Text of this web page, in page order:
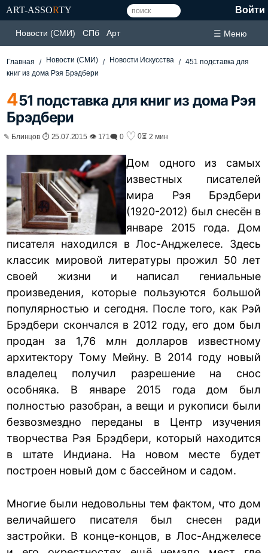
ART-ASSORTY Войти
Новости (СМИ) СПб Арт ☰ Меню
Главная Новости (СМИ) Новости Искусства
451 подставка для
книг из дома Рэя Брэдбери
451 подставка для книг из дома Рэя
Брэдбери
✎ Блинцов ⏱ 25.07.2015 👁 171🗨 0 ♡ 0⏳ 2 мин
Дом одного из самых
известных писателей
мира Рэя Брэдбери
(1920-2012) был снесён в
январе 2015 года. Дом
писателя находился в Лос-Анджелесе. Здесь
классик мировой литературы прожил 50 лет
своей жизни и написал гениальные
произведения, которые пользуются большой
популярностью и сегодня. После того, как Рэй
Брэдбери скончался в 2012 году, его дом был
продан за 1,76 млн долларов известному
архитектору Тому Мейну. В 2014 году новый
владелец получил разрешение на снос
особняка. В январе 2015 года дом был
полностью разобран, а вещи и рукописи были
безвозмездно переданы в Центр изучения
творчества Рэя Брэдбери, который находится
в штате Индиана. На новом месте будет
построен новый дом с бассейном и садом.
Многие были недовольны тем фактом, что дом
величайшего писателя был снесен ради
застройки. В конце-концов, в Лос-Анджелесе